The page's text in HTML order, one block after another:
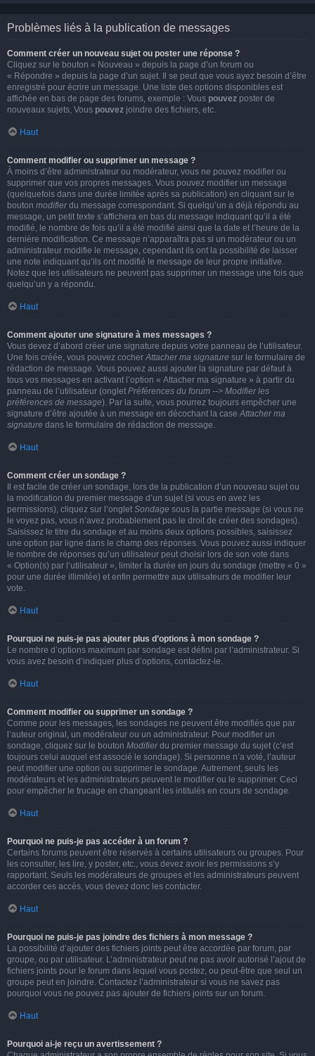
Problèmes liés à la publication de messages
Comment créer un nouveau sujet ou poster une réponse ?
Cliquez sur le bouton « Nouveau » depuis la page d’un forum ou
« Répondre » depuis la page d’un sujet. Il se peut que vous ayez besoin d’être
enregistré pour écrire un message. Une liste des options disponibles est
affichée en bas de page des forums, exemple : Vous pouvez poster de
nouveaux sujets, Vous pouvez joindre des fichiers, etc.
Haut
Comment modifier ou supprimer un message ?
À moins d’être administrateur ou modérateur, vous ne pouvez modifier ou
supprimer que vos propres messages. Vous pouvez modifier un message
(quelquefois dans une durée limitée après sa publication) en cliquant sur le
bouton modifierdu message correspondant. Si quelqu’un a déjà répondu au
message, un petit texte s’affichera en bas du message indiquant qu’il a été
modifié, le nombre de fois qu’il a été modifié ainsi que la date et l’heure de la
dernière modification. Ce message n’apparaîtra pas si un modérateur ou un
administrateur modifie le message, cependant ils ont la possibilité de laisser
une note indiquant qu’ils ont modifié le message de leur propre initiative.
Notez que les utilisateurs ne peuvent pas supprimer un message une fois que
quelqu’un y a répondu.
Haut
Comment ajouter une signature à mes messages ?
Vous devez d’abord créer une signature depuis votre panneau de l’utilisateur.
Une fois créée, vous pouvez cocherAttacher ma signature sur le formulaire de
rédaction de message. Vous pouvez aussi ajouter la signature par défaut à
tous vos messages en activant l’option « Attacher ma signature » à partir du
panneau de l’utilisateur (onglet Préférences du forum --> Modifier les
préférences de message). Par la suite, vous pourrez toujours empêcher une
signature d’être ajoutée à un message en décochant la caseAttacher ma
signature dans le formulaire de rédaction de message.
Haut
Comment créer un sondage ?
Il est facile de créer un sondage, lors de la publication d’un nouveau sujet ou
la modification du premier message d’un sujet (si vous en avez les
permissions), cliquez sur l’onglet Sondage sous la partie message (si vous ne
le voyez pas, vous n’avez probablement pas le droit de créer des sondages).
Saisissez le titre du sondage et au moins deux options possibles, saisissez
une option par ligne dans le champ des réponses. Vous pouvez aussi indiquer
le nombre de réponses qu’un utilisateur peut choisir lors de son vote dans
« Option(s) par l’utilisateur », limiter la durée en jours du sondage (mettre « 0 »
pour une durée illimitée) et enfin permettre aux utilisateurs de modifier leur
vote.
Haut
Pourquoi ne puis-je pas ajouter plus d’options à mon sondage ?
Le nombre d’options maximum par sondage est défini par l’administrateur. Si
vous avez besoin d’indiquer plus d’options, contactez-le.
Haut
Comment modifier ou supprimer un sondage ?
Comme pour les messages, les sondages ne peuvent être modifiés que par
l’auteur original, un modérateur ou un administrateur. Pour modifier un
sondage, cliquez sur le bouton Modifierdu premier message du sujet (c’est
toujours celui auquel est associé le sondage). Si personne n’a voté, l’auteur
peut modifier une option ou supprimer le sondage. Autrement, seuls les
modérateurs et les administrateurs peuvent le modifier ou le supprimer. Ceci
pour empêcher le trucage en changeant les intitulés en cours de sondage.
Haut
Pourquoi ne puis-je pas accéder à un forum ?
Certains forums peuvent être réservés à certains utilisateurs ou groupes. Pour
les consulter, les lire, y poster, etc., vous devez avoir les permissions s’y
rapportant. Seuls les modérateurs de groupes et les administrateurs peuvent
accorder ces accès, vous devez donc les contacter.
Haut
Pourquoi ne puis-je pas joindre des fichiers à mon message ?
La possibilité d’ajouter des fichiers joints peut être accordée par forum, par
groupe, ou par utilisateur. L’administrateur peut ne pas avoir autorisé l’ajout de
fichiers joints pour le forum dans lequel vous postez, ou peut-être que seul un
groupe peut en joindre. Contactez l’administrateur si vous ne savez pas
pourquoi vous ne pouvez pas ajouter de fichiers joints sur un forum.
Haut
Pourquoi ai-je reçu un avertissement ?